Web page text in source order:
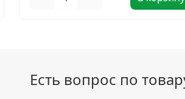
Есть вопрос по